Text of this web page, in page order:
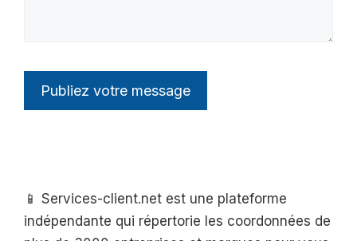
📱 Services-client.net est une plateforme
indépendante qui répertorie les coordonnées de